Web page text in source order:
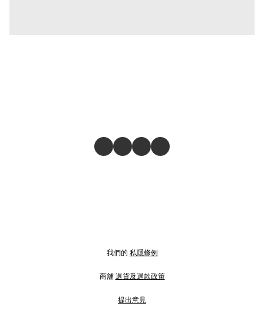
我們的 私隱條例
商舖 退貨及退款政策
提出意見